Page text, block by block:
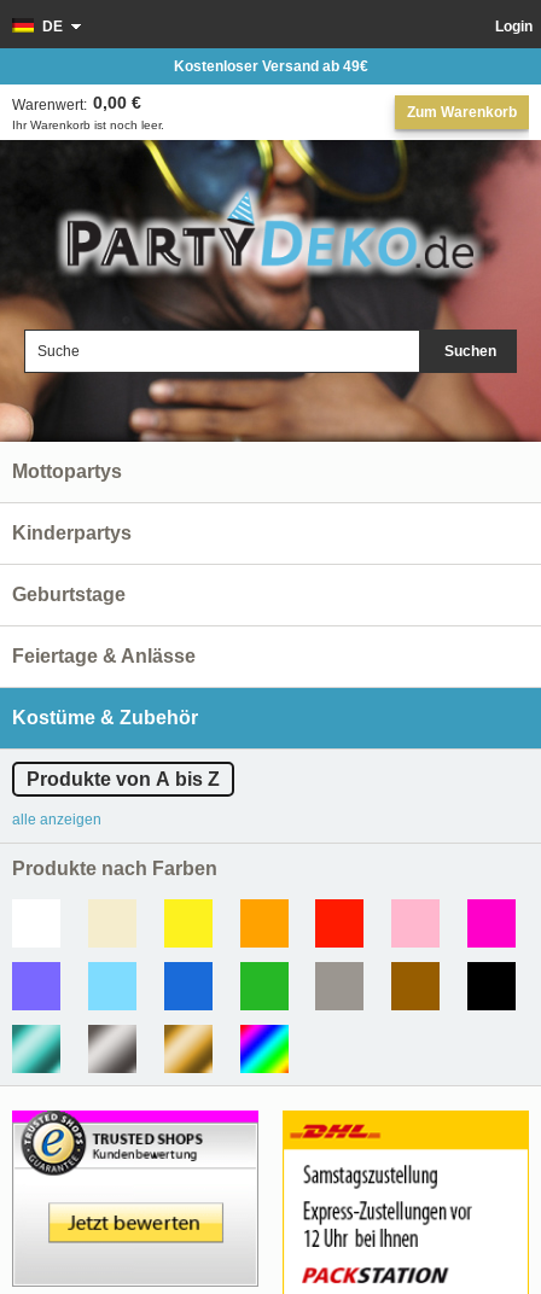
Suchen
Login
DE
Zum Warenkorb
Ihr Warenkorb ist noch leer.
Warenwert: 0,00 €
Kostenloser Versand ab 49€
Mottopartys
Kinderpartys
Geburtstage
Feiertage & Anlässe
Kostüme & Zubehör
Produkte von A bis Z
alle anzeigen
Produkte nach Farben